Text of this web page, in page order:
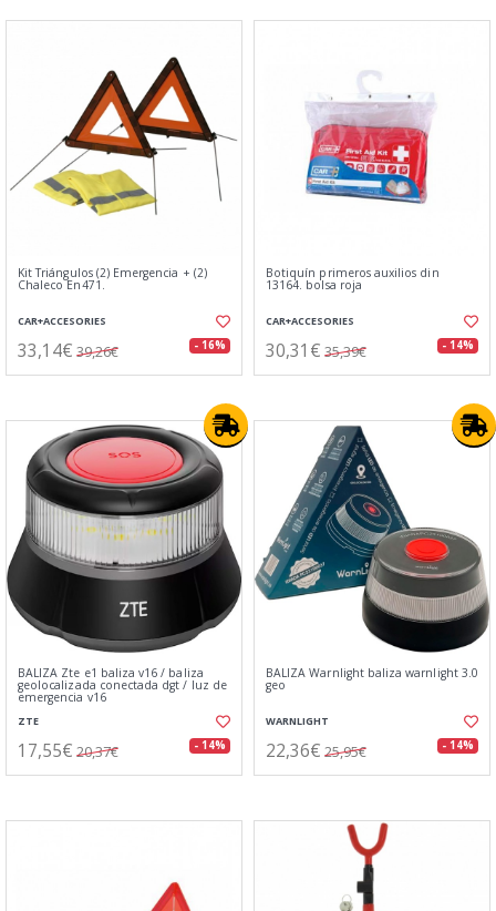
Kit Triángulos (2) Emergencia + (2)
Chaleco En471.
CAR+ACCESORIES
33,14€ 39,26€ - 16%
Botiquín primeros auxilios din
13164. bolsa roja
CAR+ACCESORIES
30,31€ 35,39€ - 14%
BALIZA Zte e1 baliza v16 / baliza
geolocalizada conectada dgt / luz de
emergencia v16
ZTE
17,55€ 20,37€ - 14%
BALIZA Warnlight baliza warnlight 3.0
geo
WARNLIGHT
22,36€ 25,95€ - 14%